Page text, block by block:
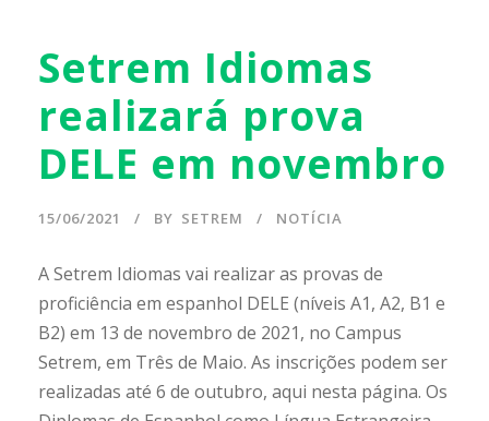
Setrem Idiomas
realizará prova
DELE em novembro
15/06/2021 BY SETREM NOTÍCIA
A Setrem Idiomas vai realizar as provas de
proficiência em espanhol DELE (níveis A1, A2, B1 e
B2) em 13 de novembro de 2021, no Campus
Setrem, em Três de Maio. As inscrições podem ser
realizadas até 6 de outubro, aqui nesta página. Os